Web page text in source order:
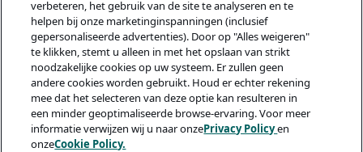
verbeteren, het gebruik van de site te analyseren en te
helpen bij onze marketinginspanningen (inclusief
gepersonaliseerde advertenties). Door op "Alles weigeren"
te klikken, stemt u alleen in met het opslaan van strikt
noodzakelijke cookies op uw systeem. Er zullen geen
andere cookies worden gebruikt. Houd er echter rekening
mee dat het selecteren van deze optie kan resulteren in
een minder geoptimaliseerde browse-ervaring. Voor meer
informatie verwijzen wij u naar onzePrivacy Policyen
onzeCookie Policy.